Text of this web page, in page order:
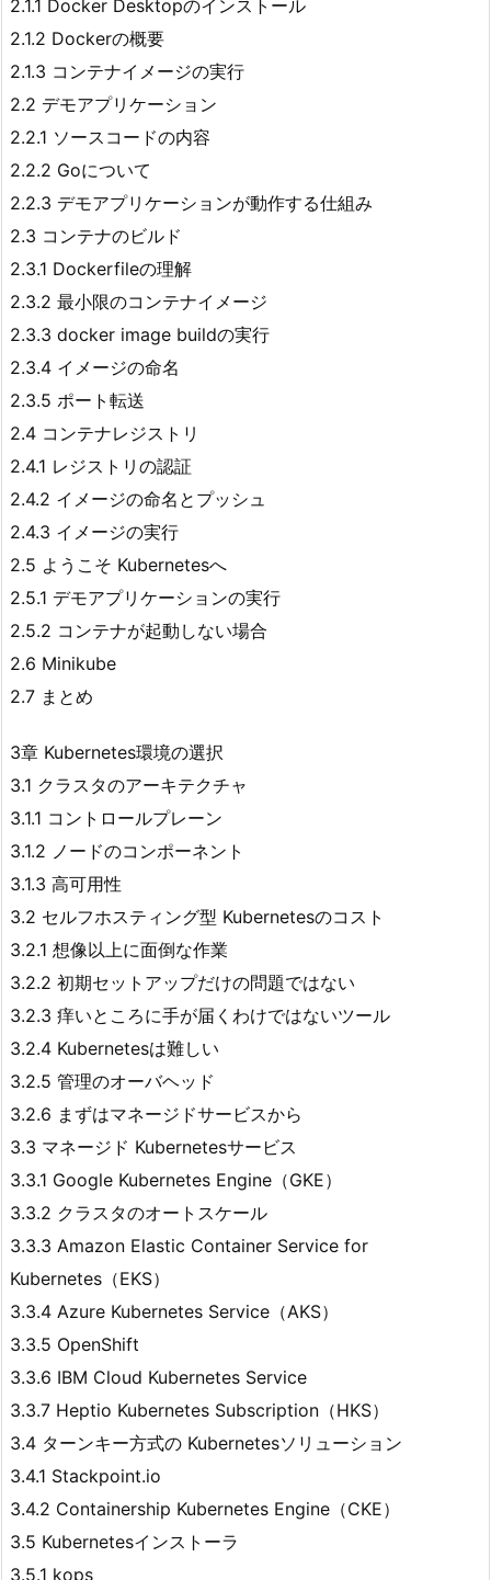
2.1.1 Docker Desktopのインストール
2.1.2 Dockerの概要
2.1.3 コンテナイメージの実行
2.2 デモアプリケーション
2.2.1 ソースコードの内容
2.2.2 Goについて
2.2.3 デモアプリケーションが動作する仕組み
2.3 コンテナのビルド
2.3.1 Dockerfileの理解
2.3.2 最小限のコンテナイメージ
2.3.3 docker image buildの実行
2.3.4 イメージの命名
2.3.5 ポート転送
2.4 コンテナレジストリ
2.4.1 レジストリの認証
2.4.2 イメージの命名とプッシュ
2.4.3 イメージの実行
2.5 ようこそ Kubernetesへ
2.5.1 デモアプリケーションの実行
2.5.2 コンテナが起動しない場合
2.6 Minikube
2.7 まとめ
3章 Kubernetes環境の選択
3.1 クラスタのアーキテクチャ
3.1.1 コントロールプレーン
3.1.2 ノードのコンポーネント
3.1.3 高可用性
3.2 セルフホスティング型 Kubernetesのコスト
3.2.1 想像以上に面倒な作業
3.2.2 初期セットアップだけの問題ではない
3.2.3 痒いところに手が届くわけではないツール
3.2.4 Kubernetesは難しい
3.2.5 管理のオーバヘッド
3.2.6 まずはマネージドサービスから
3.3 マネージド Kubernetesサービス
3.3.1 Google Kubernetes Engine（GKE）
3.3.2 クラスタのオートスケール
3.3.3 Amazon Elastic Container Service for
Kubernetes（EKS）
3.3.4 Azure Kubernetes Service（AKS）
3.3.5 OpenShift
3.3.6 IBM Cloud Kubernetes Service
3.3.7 Heptio Kubernetes Subscription（HKS）
3.4 ターンキー方式の Kubernetesソリューション
3.4.1 Stackpoint.io
3.4.2 Containership Kubernetes Engine（CKE）
3.5 Kubernetesインストーラ
3.5.1 kops